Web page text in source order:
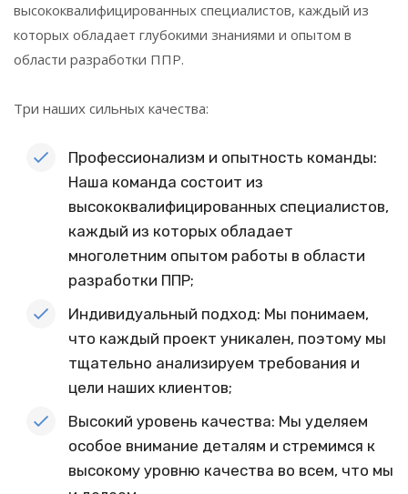
высококвалифицированных специалистов, каждый из
которых обладает глубокими знаниями и опытом в
области разработки ППР.
Три наших сильных качества:
Профессионализм и опытность команды:
Наша команда состоит из
высококвалифицированных специалистов,
каждый из которых обладает
многолетним опытом работы в области
разработки ППР;
Индивидуальный подход: Мы понимаем,
что каждый проект уникален, поэтому мы
тщательно анализируем требования и
цели наших клиентов;
Высокий уровень качества: Мы уделяем
особое внимание деталям и стремимся к
высокому уровню качества во всем, что мы